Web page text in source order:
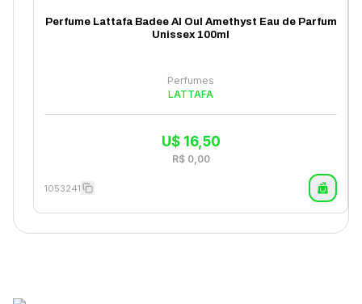
Perfume Lattafa Badee Al Oul Amethyst Eau de Parfum
Unissex 100ml
Perfumes
LATTAFA
U$ 16,50
R$ 0,00
1053241